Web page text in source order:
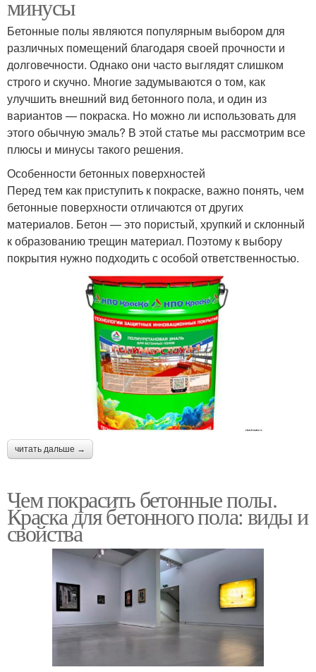
минусы
Бетонные полы являются популярным выбором для
различных помещений благодаря своей прочности и
долговечности. Однако они часто выглядят слишком
строго и скучно. Многие задумываются о том, как
улучшить внешний вид бетонного пола, и один из
вариантов — покраска. Но можно ли использовать для
этого обычную эмаль? В этой статье мы рассмотрим все
плюсы и минусы такого решения.
Особенности бетонных поверхностей
Перед тем как приступить к покраске, важно понять, чем
бетонные поверхности отличаются от других
материалов. Бетон — это пористый, хрупкий и склонный
к образованию трещин материал. Поэтому к выбору
покрытия нужно подходить с особой ответственностью.
читать дальше →
Чем покрасить бетонные полы.
Краска для бетонного пола: виды и
свойства